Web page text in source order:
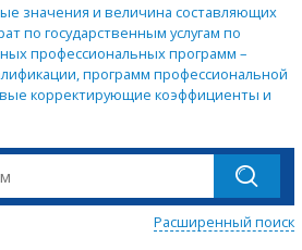
значения и величина составляющих
по государственным услугам по
профессиональных программ –
программ профессиональной
корректирующие коэффициенты и
Расширенный поиск